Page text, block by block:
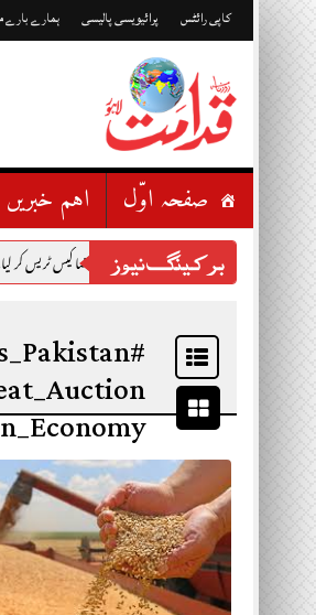
to
content
کاپی رائٹس پرائیویسی پالیسی ہمارے بارے
صفحہ اوّل اہم خبریں
برکینگ نیوزمیر رضا کیس ٹریس کر لیا،